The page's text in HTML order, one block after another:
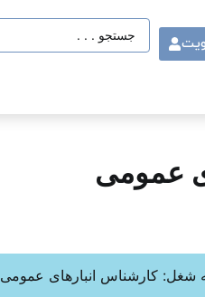
عمومی
شغل: کارشناس انبارهای عمومی